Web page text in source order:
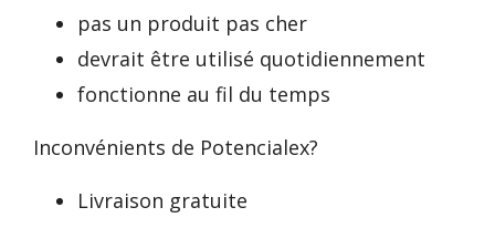
pas un produit pas cher
devrait être utilisé quotidiennement
fonctionne au fil du temps
Inconvénients de Potencialex?
Livraison gratuite